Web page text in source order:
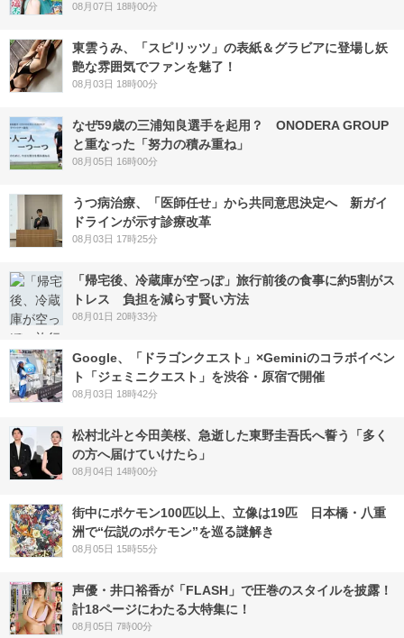
08月07日 18時00分
東雲うみ、「スピリッツ」の表紙＆グラビアに登場し妖
艶な雰囲気でファンを魅了！
08月03日 18時00分
なぜ59歳の三浦知良選手を起用？ ONODERA GROUP
と重なった「努力の積み重ね」
08月05日 16時00分
うつ病治療、「医師任せ」から共同意思決定へ 新ガイ
ドラインが示す診療改革
08月03日 17時25分
「帰宅後、冷蔵庫が空っぽ」旅行前後の食事に約5割がス
トレス 負担を減らす賢い方法
08月01日 20時33分
Google、「ドラゴンクエスト」×Geminiのコラボイベン
ト「ジェミニクエスト」を渋谷・原宿で開催
08月03日 18時42分
松村北斗と今田美桜、急逝した東野圭吾氏へ誓う「多く
の方へ届けていけたら」
08月04日 14時00分
街中にポケモン100匹以上、立像は19匹 日本橋・八重
洲で“伝説のポケモン”を巡る謎解き
08月05日 15時55分
声優・井口裕香が「FLASH」で圧巻のスタイルを披露！
計18ページにわたる大特集に！
08月05日 7時00分